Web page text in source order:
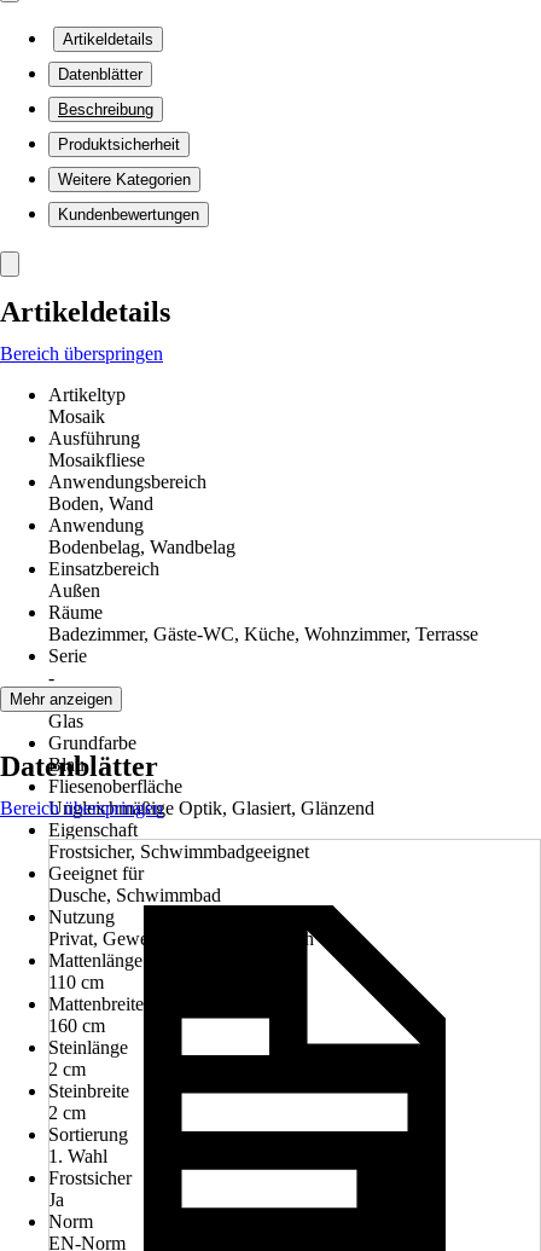
Artikeldetails
Datenblätter
Beschreibung
Produktsicherheit
Weitere Kategorien
Kundenbewertungen
Artikeldetails
Bereich überspringen
Artikeltyp
Mosaik
Ausführung
Mosaikfliese
Anwendungsbereich
Boden, Wand
Anwendung
Bodenbelag, Wandbelag
Einsatzbereich
Außen
Räume
Badezimmer, Gäste-WC, Küche, Wohnzimmer, Terrasse
Serie
-
Material
Glas
Grundfarbe
Blau
Fliesenoberfläche
Ungleichmäßige Optik, Glasiert, Glänzend
Eigenschaft
Frostsicher, Schwimmbadgeeignet
Geeignet für
Dusche, Schwimmbad
Nutzung
Privat, Gewerblich / Objektbereich
Mattenlänge
110 cm
Mattenbreite
160 cm
Steinlänge
2 cm
Steinbreite
2 cm
Sortierung
1. Wahl
Frostsicher
Ja
Norm
EN-Norm
Mehr anzeigen
Datenblätter
Bereich überspringen